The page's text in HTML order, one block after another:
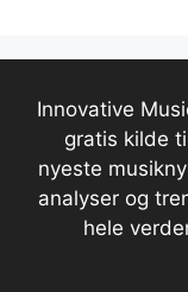
Innovative
gratis kilde
nyeste
analyser og
hele